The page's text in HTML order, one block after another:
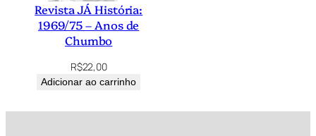
Revista JÁ História:
1969/75 – Anos de
Chumbo
R$22,00
Adicionar ao carrinho